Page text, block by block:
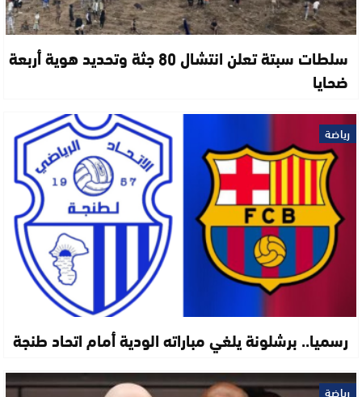
سلطات سبتة تعلن انتشال 80 جثة وتحديد هوية أربعة
ضحايا
رياضة
رسميا.. برشلونة يلغي مباراته الودية أمام اتحاد طنجة
رياضة